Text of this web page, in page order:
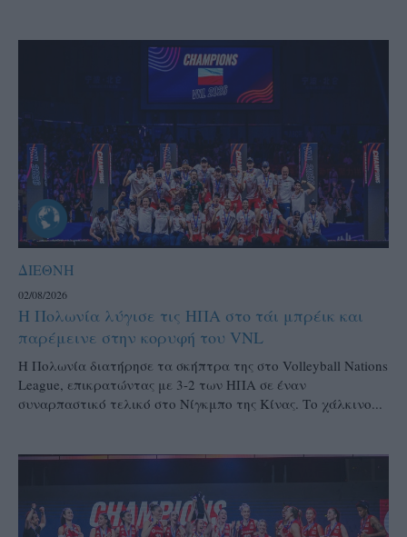
ΔΙΕΘΝΗ
02/08/2026
Η Πολωνία λύγισε τις ΗΠΑ στο τάι μπρέικ και
παρέμεινε στην κορυφή του VNL
Η Πολωνία διατήρησε τα σκήπτρα της στο Volleyball Nations
League, επικρατώντας με 3-2 των ΗΠΑ σε έναν
συναρπαστικό τελικό στο Νίγκμπο της Κίνας. Το χάλκινο...